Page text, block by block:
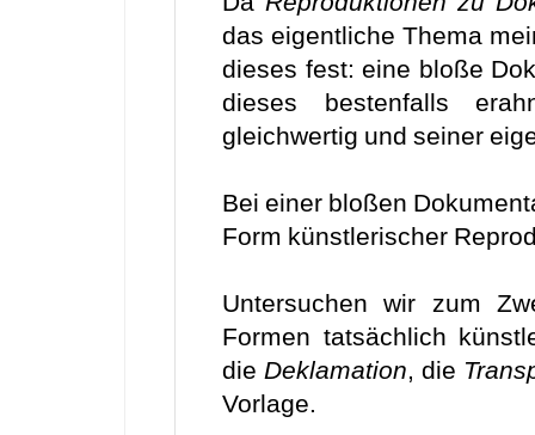
das eigentliche Thema
dieses fest: eine bloße
dieses bestenfalls
gleichwertig und seiner
Bei einer bloßen
Form künstlerischer
Untersuchen wir zum
Formen tatsächlich
die Deklamation, die
Vorlage.